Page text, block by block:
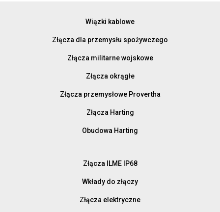
Wiązki kablowe
Złącza dla przemysłu spożywczego
Złącza militarne wojskowe
Złącza okrągłe
Złącza przemysłowe Provertha
Złącza Harting
Obudowa Harting
Złącza ILME IP68
Wkłady do złączy
Złącza elektryczne